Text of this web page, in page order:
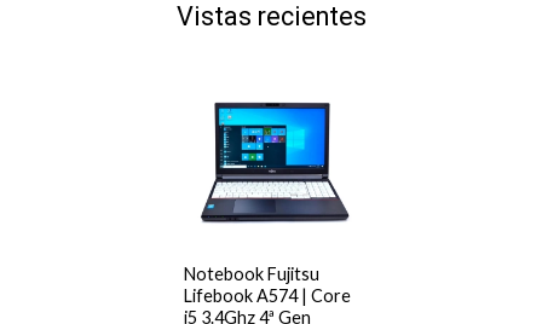
Vistas recientes
Notebook Fujitsu
Lifebook A574 | Core
i5 3.4Ghz 4ª Gen